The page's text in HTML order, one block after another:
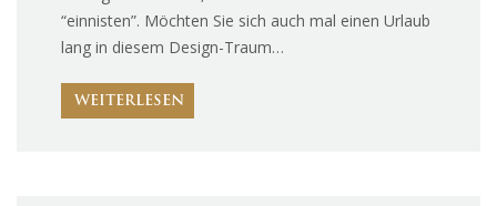
“einnisten”. Möchten Sie sich auch mal einen Urlaub
lang in diesem Design-Traum…
WEITERLESEN